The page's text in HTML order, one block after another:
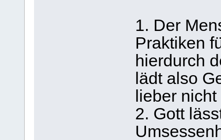
1. Der
Praktiken
hierdurch
lädt also
lieber
2. Gott